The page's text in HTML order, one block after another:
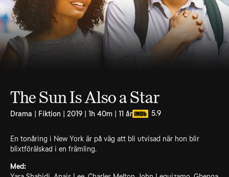
The Sun Is Also a Star
Drama | Fiktion | 2019 | 1h 40m | 11 år 5.9
En tonåring i New York är på väg att bli utvisad när hon blir
blixtförälskad i en främling.
Med: